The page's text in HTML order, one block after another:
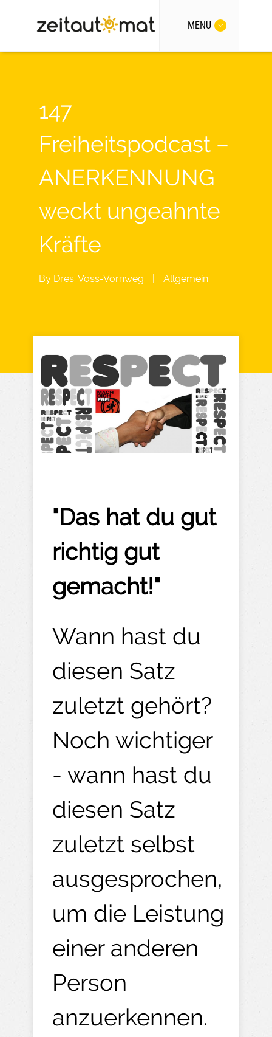
MENU
147
Freiheitspodcast –
ANERKENNUNG
weckt ungeahnte
Kräfte
By Dres. Voss-Vornweg Allgemein
"Das hat du gut
richtig gut
gemacht!"
Wann hast du
diesen Satz
zuletzt gehört?
Noch wichtiger
- wann hast du
diesen Satz
zuletzt selbst
ausgesprochen,
um die Leistung
einer anderen
Person
anzuerkennen.